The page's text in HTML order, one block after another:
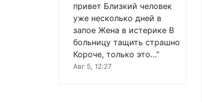
привет Близкий человек
уже несколько дней в
запое Жена в истерике В
больницу тащить страшно
Короче, только это…”
Авг 5, 12:27